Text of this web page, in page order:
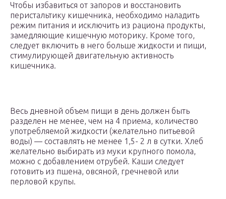
Чтобы избавиться от запоров и восстановить
перистальтику кишечника, необходимо наладить
режим питания и исключить из рациона продукты,
замедляющие кишечную моторику. Кроме того,
следует включить в него больше жидкости и пищи,
стимулирующей двигательную активность
кишечника.
Весь дневной объем пищи в день должен быть
разделен не менее, чем на 4 приема, количество
употребляемой жидкости (желательно питьевой
воды) — составлять не менее 1,5- 2 л в сутки. Хлеб
желательно выбирать из муки крупного помола,
можно с добавлением отрубей. Каши следует
готовить из пшена, овсяной, гречневой или
перловой крупы.